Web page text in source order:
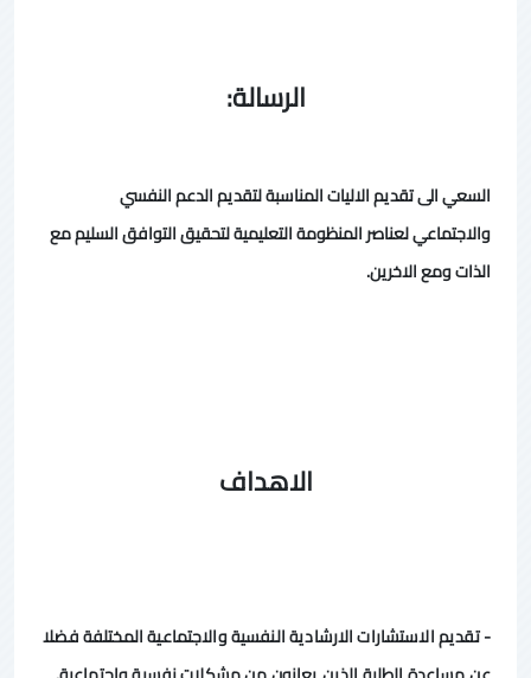
الرسالة:
السعي الى تقديم الاليات المناسبة لتقديم الدعم النفسي
والاجتماعي لعناصر المنظومة التعليمية لتحقيق التوافق السليم مع
الذات ومع الاخرين.
الاهداف
- تقديم الاستشارات الارشادية النفسية والاجتماعية المختلفة فضلا